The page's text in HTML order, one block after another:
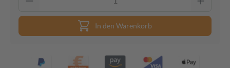
In den Warenkorb